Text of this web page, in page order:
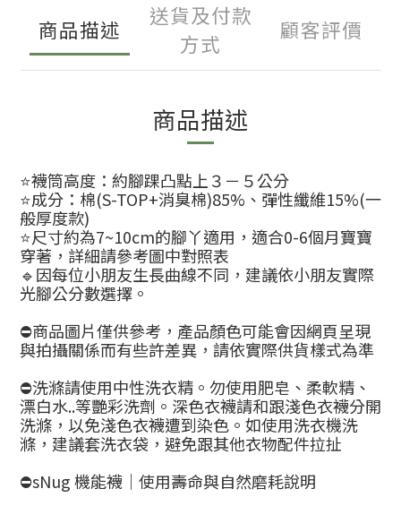
商品描述
送貨及付款
方式
顧客評價
商品描述
⭐️襪筒高度：約腳踝凸點上３－５公分
⭐️成分：棉(S-TOP+消臭棉)85%、彈性纖維15%(一
般厚度款)
⭐️尺寸約為7~10cm的腳丫適用，適合0-6個月寶寶
穿著，詳細請參考圖中對照表
🔹因每位小朋友生長曲線不同，建議依小朋友實際
光腳公分數選擇。
⛔商品圖片僅供參考，產品顏色可能會因網頁呈現
與拍攝關係而有些許差異，請依實際供貨樣式為準
⛔洗滌請使用中性洗衣精。勿使用肥皂、柔軟精、
漂白水..等艷彩洗劑。深色衣襪請和跟淺色衣襪分開
洗滌，以免淺色衣襪遭到染色。如使用洗衣機洗
滌，建議套洗衣袋，避免跟其他衣物配件拉扯
⛔sNug 機能襪｜使用壽命與自然磨耗說明